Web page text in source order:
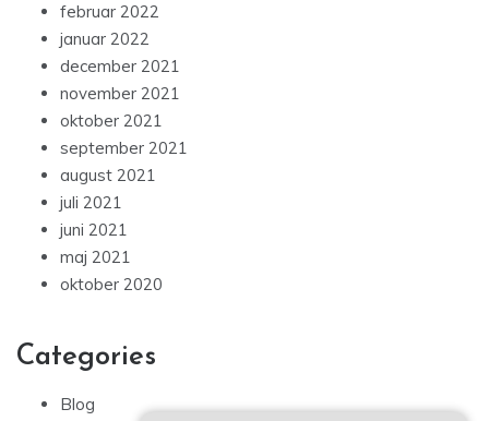
februar 2022
januar 2022
december 2021
november 2021
oktober 2021
september 2021
august 2021
juli 2021
juni 2021
maj 2021
oktober 2020
Categories
Blog